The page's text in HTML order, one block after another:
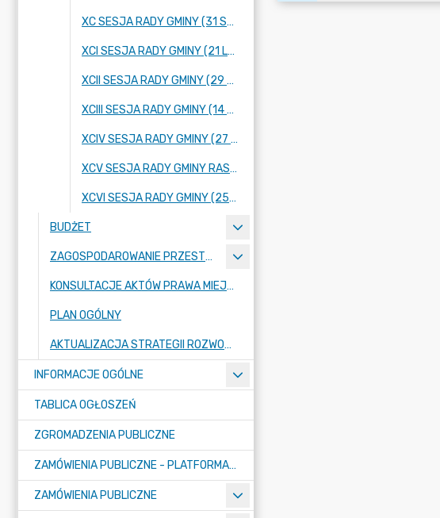
XC SESJA RADY GMINY (31 STYCZNIA 2024 R.)
XCI SESJA RADY GMINY (21 LUTEGO 2024 R.)
XCII SESJA RADY GMINY (29 LUTEGO 2024 R.)
XCIII SESJA RADY GMINY (14 MARCA 2024 ROKU)
XCIV SESJA RADY GMINY (27 MARCA 2024 ROKU)
XCV SESJA RADY GMINY RASZYN (4 KWIETNIA 2024 ROKU)
XCVI SESJA RADY GMINY (25 KWIETNIA 2024 ROKU)
BUDŻET
ZAGOSPODAROWANIE PRZESTRZENNE
KONSULTACJE AKTÓW PRAWA MIEJSCOWEGO I INNYCH AKTÓW PRAWNYCH
PLAN OGÓLNY
AKTUALIZACJA STRATEGII ROZWOJU GMINY RASZYN
INFORMACJE OGÓLNE
TABLICA OGŁOSZEŃ
ZGROMADZENIA PUBLICZNE
ZAMÓWIENIA PUBLICZNE - PLATFORMA ZAKUPOWA (OD 01.05.2025R.)
ZAMÓWIENIA PUBLICZNE